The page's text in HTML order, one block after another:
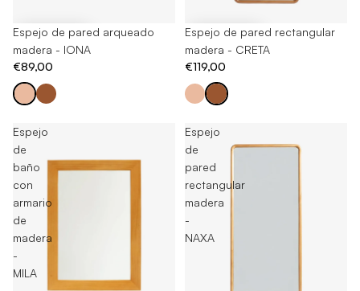
Espejo de pared arqueado
madera - IONA
€89,00
Espejo de pared rectangular
madera - CRETA
€119,00
Espejo
de
baño
con
armario
de
madera
-
MILA
Espejo
de
pared
rectangular
madera
-
NAXA